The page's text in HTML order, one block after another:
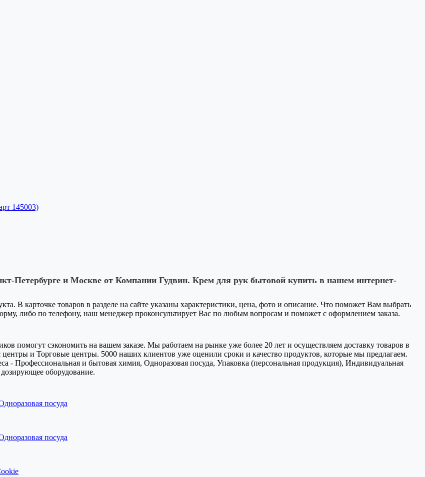
145003)
Петербурге и Москве от Компании Гудвин. Крем для рук бытовой купить в нашем интернет-
В карточке товаров в разделе на сайте указаны характеристики, цена, фото и описание. Что поможет Вам выбрать
либо по телефону, наш менеджер проконсультирует Вас по любым вопросам и поможет с оформлением заказа.
помогут сэкономить на вашем заказе. Мы работаем на рынке уже более 20 лет и осуществляем доставку товаров в
и Торговые центры. 5000 наших клиентов уже оценили сроки и качество продуктов, которые мы предлагаем.
- Профессиональная и бытовая химия, Одноразовая посуда, Упаковка (персональная продукция), Индивидуальная
оборудование.
посуда
посуда